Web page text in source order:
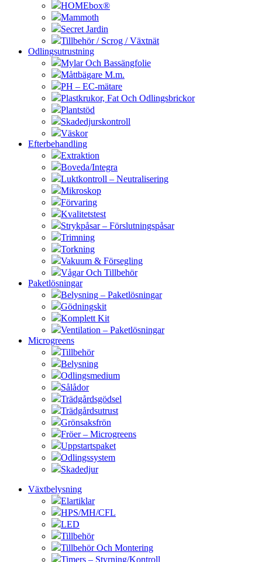
HOMEbox®
Mammoth
Secret Jardin
Tillbehör / Scrog / Växtnät
Odlingsutrustning
Mylar Och Bassängfolie
Måttbägare M.m.
PH – EC-mätare
Plastkrukor, Fat Och Odlingsbrickor
Plantstöd
Skadedjurskontroll
Väskor
Efterbehandling
Extraktion
Boveda/Integra
Luktkontroll – Neutralisering
Mikroskop
Förvaring
Kvalitetstest
Strykpåsar – Förslutningspåsar
Trimning
Torkning
Vakuum & Försegling
Vågar Och Tillbehör
Paketlösningar
Belysning – Paketlösningar
Gödningskit
Komplett Kit
Ventilation – Paketlösningar
Microgreens
Tillbehör
Belysning
Odlingsmedium
Sålådor
Trädgårdsgödsel
Trädgårdsutrust
Grönsaksfrön
Fröer – Microgreens
Uppstartspaket
Odlingssystem
Skadedjur
Växtbelysning
Elartiklar
HPS/MH/CFL
LED
Tillbehör
Tillbehör Och Montering
Timers – Styrning/Kontroll